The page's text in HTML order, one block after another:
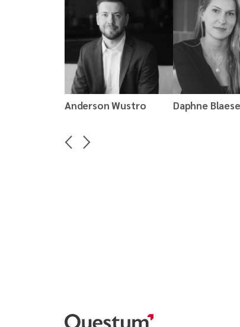
Anderson Wustro Daphne Blaese